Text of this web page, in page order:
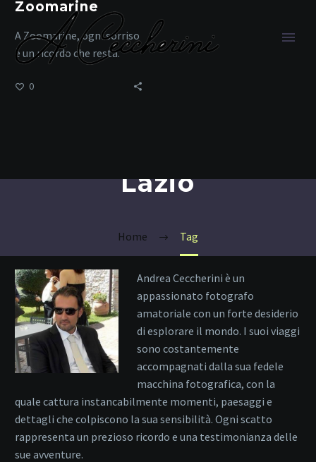
Lazio
Home Tag
Zoomarine
A Zoomarine, ogni sorriso
è un ricordo che resta.
0
Andrea Ceccherini è un
appassionato fotografo
amatoriale con un forte desiderio
di esplorare il mondo. I suoi viaggi
sono costantemente
accompagnati dalla sua fedele
macchina fotografica, con la
quale cattura instancabilmente momenti, paesaggi e
dettagli che colpiscono la sua sensibilità. Ogni scatto
rappresenta un prezioso ricordo e una testimonianza delle
sue avventure.